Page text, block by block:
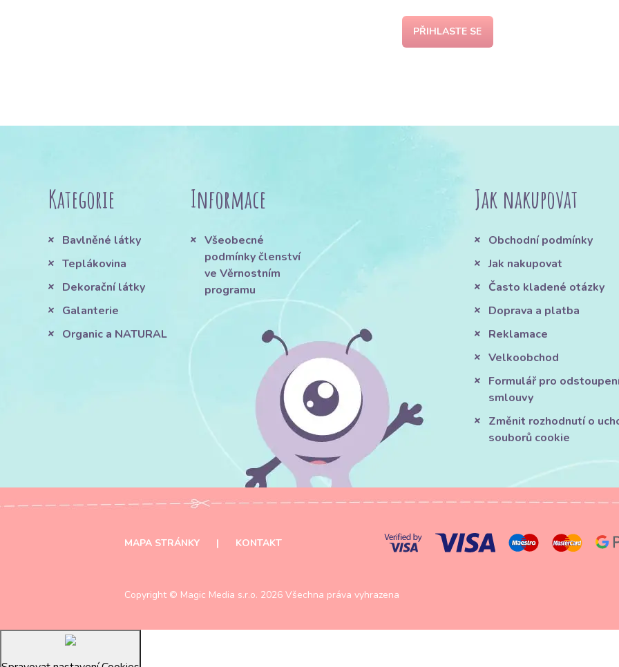
PŘIHLASTE SE
Kategorie
Bavlněné látky
Teplákovina
Dekorační látky
Galanterie
Organic a NATURAL
Informace
Všeobecné
podmínky členství
ve Věrnostním
programu
Jak nakupovat
Obchodní podmínky
Jak nakupovat
Často kladené otázky
Doprava a platba
Reklamace
Velkoobchod
Formulář pro
smlouvy
Změnit rozhodnutí o
souborů cookie
MAPA STRÁNKY | KONTAKT
Copyright © Magic Media s.r.o. 2026 Všechna práva vyhrazena